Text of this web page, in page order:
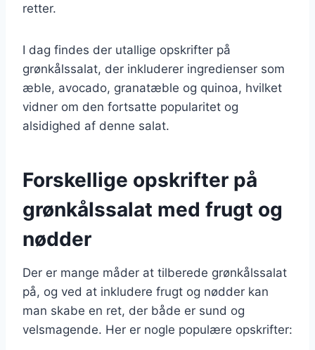
retter.
I dag findes der utallige opskrifter på
grønkålssalat, der inkluderer ingredienser som
æble, avocado, granatæble og quinoa, hvilket
vidner om den fortsatte popularitet og
alsidighed af denne salat.
Forskellige opskrifter på
grønkålssalat med frugt og
nødder
Der er mange måder at tilberede grønkålssalat
på, og ved at inkludere frugt og nødder kan
man skabe en ret, der både er sund og
velsmagende. Her er nogle populære opskrifter: